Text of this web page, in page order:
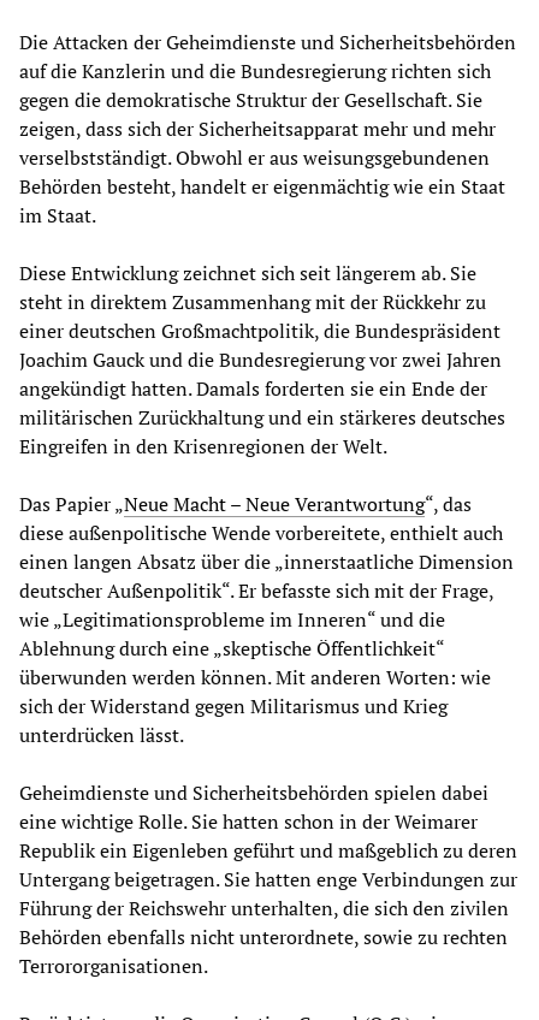
Die Attacken der Geheimdienste und Sicherheitsbehörden
auf die Kanzlerin und die Bundesregierung richten sich
gegen die demokratische Struktur der Gesellschaft. Sie
zeigen, dass sich der Sicherheitsapparat mehr und mehr
verselbstständigt. Obwohl er aus weisungsgebundenen
Behörden besteht, handelt er eigenmächtig wie ein Staat
im Staat.
Diese Entwicklung zeichnet sich seit längerem ab. Sie
steht in direktem Zusammenhang mit der Rückkehr zu
einer deutschen Großmachtpolitik, die Bundespräsident
Joachim Gauck und die Bundesregierung vor zwei Jahren
angekündigt hatten. Damals forderten sie ein Ende der
militärischen Zurückhaltung und ein stärkeres deutsches
Eingreifen in den Krisenregionen der Welt.
Das Papier „Neue Macht – Neue Verantwortung“, das
diese außenpolitische Wende vorbereitete, enthielt auch
einen langen Absatz über die „innerstaatliche Dimension
deutscher Außenpolitik“. Er befasste sich mit der Frage,
wie „Legitimationsprobleme im Inneren“ und die
Ablehnung durch eine „skeptische Öffentlichkeit“
überwunden werden können. Mit anderen Worten: wie
sich der Widerstand gegen Militarismus und Krieg
unterdrücken lässt.
Geheimdienste und Sicherheitsbehörden spielen dabei
eine wichtige Rolle. Sie hatten schon in der Weimarer
Republik ein Eigenleben geführt und maßgeblich zu deren
Untergang beigetragen. Sie hatten enge Verbindungen zur
Führung der Reichswehr unterhalten, die sich den zivilen
Behörden ebenfalls nicht unterordnete, sowie zu rechten
Terrororganisationen.